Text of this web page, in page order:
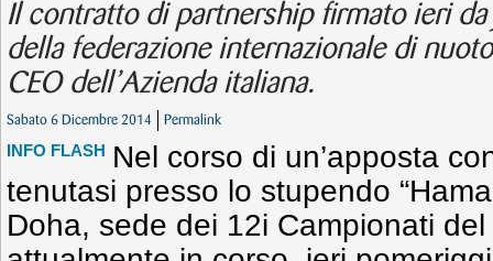
Il contratto di partnership firmato ieri
della federazione internazionale di
CEO dell’Azienda italiana.
Sabato 6 Dicembre 2014 Permalink
INFO FLASH Nel corso di un’apposta
tenutasi presso lo stupendo
Doha, sede dei 12i Campionati